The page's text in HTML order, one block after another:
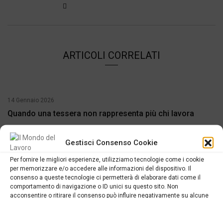
Gestisci Consenso Cookie
Per fornire le migliori esperienze, utilizziamo tecnologie come i cookie
per memorizzare e/o accedere alle informazioni del dispositivo. Il
consenso a queste tecnologie ci permetterà di elaborare dati come il
comportamento di navigazione o ID unici su questo sito. Non
acconsentire o ritirare il consenso può influire negativamente su alcune
ARTICOLI CORRELATI
14 Gennaio 2026
Quando una tessera non rappresenta più chi lavora
22 Novembre 2023
Oggi è la Giornata mondiale della sicurezza nelle scuole:
che significa per il mondo del lavoro?
21 Gennaio 2026